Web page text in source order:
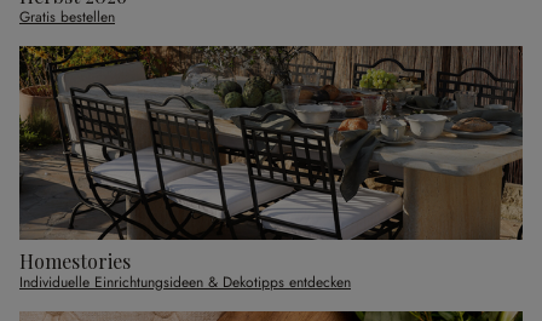
Gratis bestellen
Homestories
Individuelle Einrichtungsideen & Dekotipps entdecken